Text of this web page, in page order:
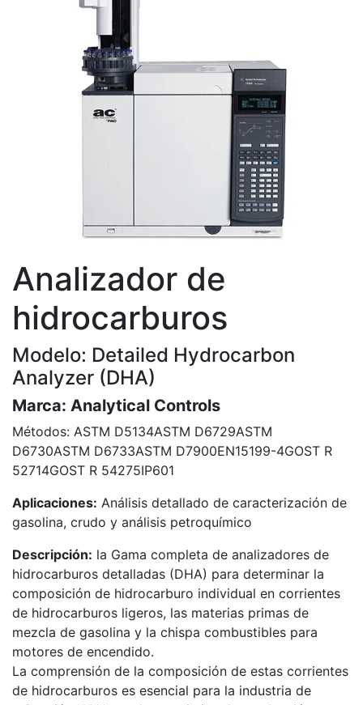
Analizador de
hidrocarburos
Modelo: Detailed Hydrocarbon
Analyzer (DHA)
Marca: Analytical Controls
Métodos: ASTM D5134ASTM D6729ASTM
D6730ASTM D6733ASTM D7900EN15199-4GOST R
52714GOST R 54275IP601
Aplicaciones: Análisis detallado de caracterización de
gasolina, crudo y análisis petroquímico
Descripción: la Gama completa de analizadores de
hidrocarburos detalladas (DHA) para determinar la
composición de hidrocarburo individual en corrientes
de hidrocarburos ligeros, las materias primas de
mezcla de gasolina y la chispa combustibles para
motores de encendido.
La comprensión de la composición de estas corrientes
de hidrocarburos es esencial para la industria de